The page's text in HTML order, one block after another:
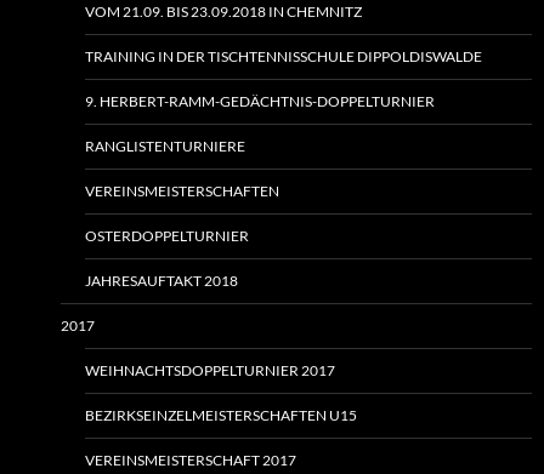
VOM 21.09. BIS 23.09.2018 IN CHEMNITZ
TRAINING IN DER TISCHTENNISSCHULE DIPPOLDISWALDE
9. HERBERT-RAMM-GEDÄCHTNIS-DOPPELTURNIER
RANGLISTENTURNIERE
VEREINSMEISTERSCHAFTEN
OSTERDOPPELTURNIER
JAHRESAUFTAKT 2018
2017
WEIHNACHTSDOPPELTURNIER 2017
BEZIRKSEINZELMEISTERSCHAFTEN U15
VEREINSMEISTERSCHAFT 2017